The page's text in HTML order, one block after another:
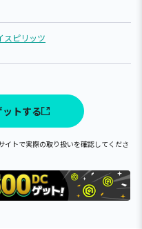
スピリッツ
トする
トで実際の取り扱いを確認してくださ